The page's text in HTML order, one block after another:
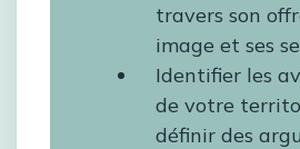
travers son
image et ses
Identifier les
de votre
définir des